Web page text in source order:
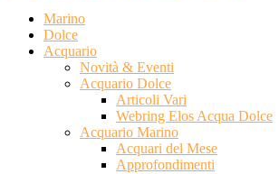
Marino
Dolce
Acquario
Novità & Eventi
Acquario Dolce
Articoli Vari
Webring Elos Acqua Dolce
Acquario Marino
Acquari del Mese
Approfondimenti